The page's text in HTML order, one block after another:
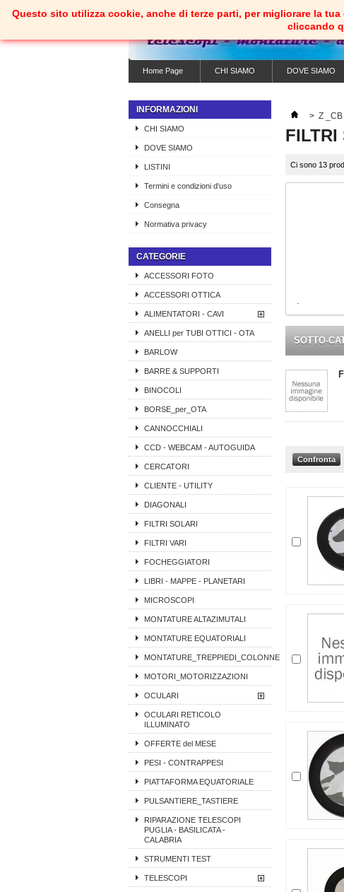
Home Page CHI SIAMO DOVE SIAMO
INFORMAZIONI
CHI SIAMO
DOVE SIAMO
LISTINI
Termini e condizioni d'uso
Consegna
Normativa privacy
CATEGORIE
ACCESSORI FOTO
ACCESSORI OTTICA
ALIMENTATORI - CAVI
ANELLI per TUBI OTTICI - OTA
BARLOW
BARRE & SUPPORTI
BINOCOLI
BORSE_per_OTA
CANNOCCHIALI
CCD - WEBCAM - AUTOGUIDA
CERCATORI
CLIENTE - UTILITY
DIAGONALI
FILTRI SOLARI
FILTRI VARI
FOCHEGGIATORI
LIBRI - MAPPE - PLANETARI
MICROSCOPI
MONTATURE ALTAZIMUTALI
MONTATURE EQUATORIALI
MONTATURE_TREPPIEDI_COLONNE
MOTORI_MOTORIZZAZIONI
OCULARI
OCULARI RETICOLO
ILLUMINATO
OFFERTE del MESE
PESI - CONTRAPPESI
PIATTAFORMA EQUATORIALE
PULSANTIERE_TASTIERE
RIPARAZIONE TELESCOPI
PUGLIA - BASILICATA -
CALABRIA
STRUMENTI TEST
TELESCOPI
> Z _CB
FILTRI
Ci sono 13
.
SOTTO-
Questo sito utilizza cookie, anche di terze parti, per migliorare la
cliccando